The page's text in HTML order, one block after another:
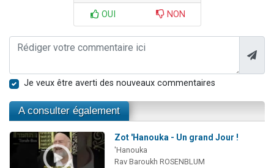
OUI NON
Je veux être averti des nouveaux commentaires
A consulter également
Zot 'Hanouka - Un grand Jour !
'Hanouka
Rav Baroukh ROSENBLUM